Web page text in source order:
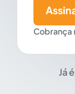
Cobrança
Já